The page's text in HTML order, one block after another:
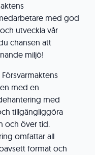
med god
utveckla vår
chansen att
miljö!
med en
med
tillgängliggöra
och över tid.
omfattar all
format och